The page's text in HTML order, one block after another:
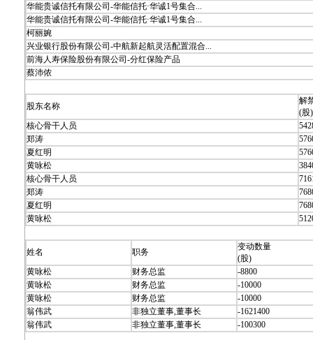
华能贵诚信托有限公司-华能信托·华诚1号集合...
华能贵诚信托有限公司-华能信托·华诚1号集合...
柯丽婉
兴业银行股份有限公司-中航新起航灵活配置混合...
前海人寿保险股份有限公司-分红保险产品
蔡沛侬
股东名称
解
(股)
核心骨干人员
郑涛
夏红明
黄咏松
核心骨干人员
郑涛
夏红明
黄咏松
姓名 职务
变动数量
(股)
黄咏松
财务总监
-8800
黄咏松
财务总监
-10000
黄咏松
财务总监
-10000
翁伟武
非独立董事,董事长
-1621400
翁伟武
非独立董事,董事长 -100300